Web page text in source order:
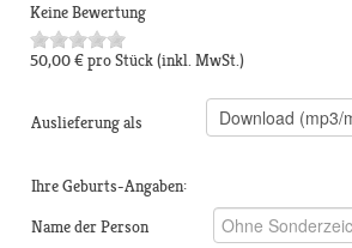
Keine Bewertung
50,00 €pro Stück(inkl. MwSt.)
Auslieferung als
Ihre Geburts-Angaben:
Name der Person